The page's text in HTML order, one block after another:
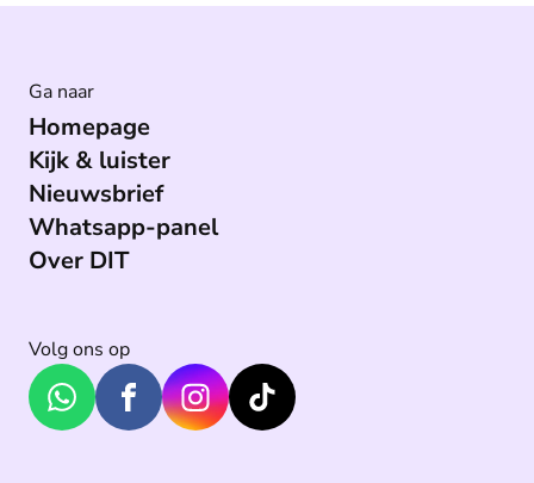
Ga naar
Homepage
Kijk & luister
Nieuwsbrief
Whatsapp-panel
Over DIT
Volg ons op